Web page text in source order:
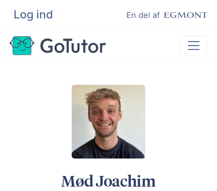
Log ind En del af
Søg
Lektiehjælp
Eksamenshjælp
Hjælp til ordblinde
Mød Joachim